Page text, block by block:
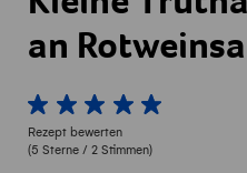
an
1 von 5 Sterne
2 von 5 Sterne
3 von 5 Sterne
4 von 5 Sterne
5 von 5 Sterne
Rezept bewerten
(5 Sterne / 2 Stimmen)